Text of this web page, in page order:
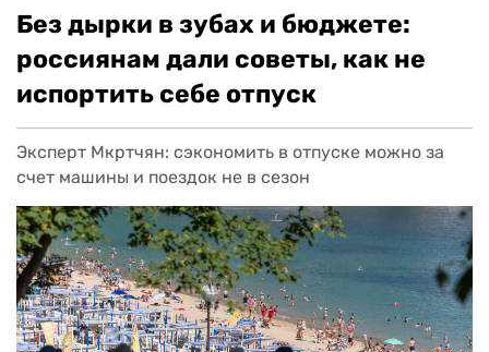
Без дырки в зубах и бюджете:
россиянам дали советы, как не
испортить себе отпуск
Эксперт Мкртчян: сэкономить в отпуске можно за
счет машины и поездок не в сезон